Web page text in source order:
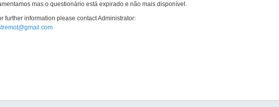
mas o questionário está expirado e não mais disponível.
further information please contact Administrator: